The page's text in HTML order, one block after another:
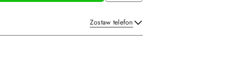
Zostaw telefon
Wyślij